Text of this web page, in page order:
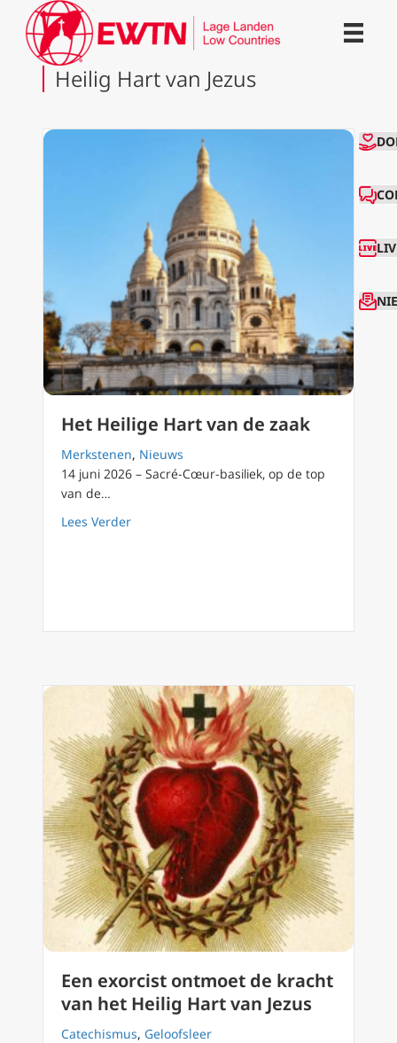
Heilig Hart van Jezus
Het Heilige Hart van de zaak
Merkstenen, Nieuws
14 juni 2026 – Sacré-Cœur-basiliek, op de top
van de…
Lees Verderabout Het Heilige Hart van de zaak
Een exorcist ontmoet de kracht
van het Heilig Hart van Jezus
Catechismus, Geloofsleer